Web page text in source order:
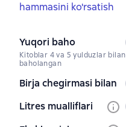
hammasini ko'rsatish
Yuqori baho
Kitoblar 4 va 5 yulduzlar bilan
baholangan
Birja chegirmasi bilan
Litres mualliflari